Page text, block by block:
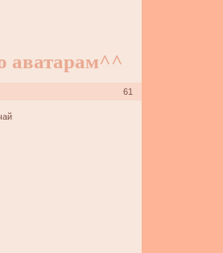
аватарам^^
61